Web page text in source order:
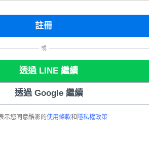
註冊
或
透過 LINE 繼續
透過 Google 繼續
示您同意酷澎的使用條款和 隱私權政策